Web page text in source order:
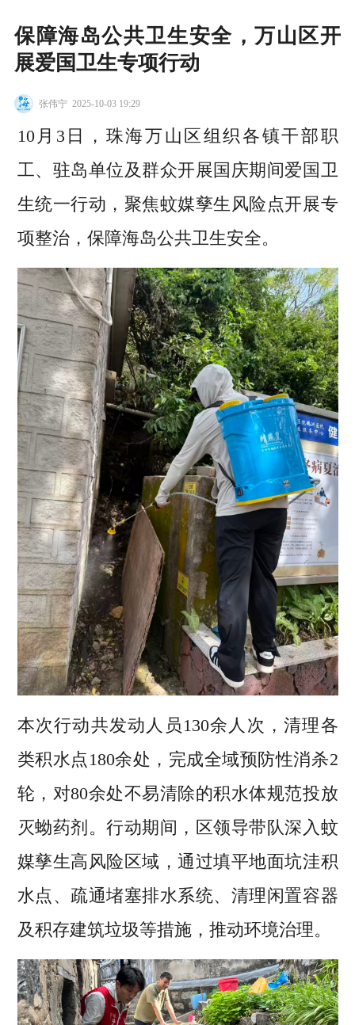
保障海岛公共卫生安全，万山区开
展爱国卫生专项行动
张伟宁 2025-10-03 19:29
10月3日，珠海万山区组织各镇干部职
工、驻岛单位及群众开展国庆期间爱国卫
生统一行动，聚焦蚊媒孳生风险点开展专
项整治，保障海岛公共卫生安全。
本次行动共发动人员130余人次，清理各
类积水点180余处，完成全域预防性消杀2
轮，对80余处不易清除的积水体规范投放
灭蚴药剂。行动期间，区领导带队深入蚊
媒孳生高风险区域，通过填平地面坑洼积
水点、疏通堵塞排水系统、清理闲置容器
及积存建筑垃圾等措施，推动环境治理。